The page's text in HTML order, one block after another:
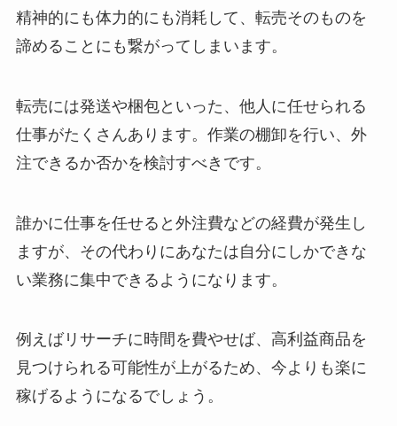
精神的にも体力的にも消耗して、転売そのものを
諦めることにも繋がってしまいます。
転売には発送や梱包といった、他人に任せられる
仕事がたくさんあります。作業の棚卸を行い、外
注できるか否かを検討すべきです。
誰かに仕事を任せると外注費などの経費が発生し
ますが、その代わりにあなたは自分にしかできな
い業務に集中できるようになります。
例えばリサーチに時間を費やせば、高利益商品を
見つけられる可能性が上がるため、今よりも楽に
稼げるようになるでしょう。